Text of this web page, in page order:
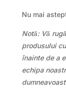
Nu mai
Notă: Vă
produsului
înainte de a
echipa